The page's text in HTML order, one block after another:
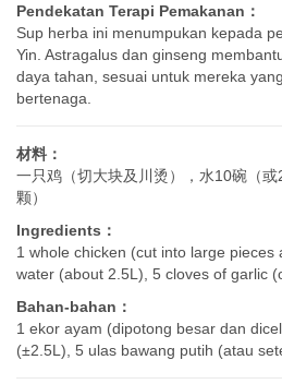
Pendekatan Terapi Pemakanan：
Sup herba ini menumpukan kepada
Yin. Astragalus dan ginseng
daya tahan, sesuai untuk mereka
bertenaga.
材料：
一只鸡（切大块及川烫），水10碗（
颗）
Ingredients：
1 whole chicken (cut into large
water (about 2.5L), 5 cloves of garlic
Bahan-bahan：
1 ekor ayam (dipotong besar dan
(±2.5L), 5 ulas bawang putih (atau